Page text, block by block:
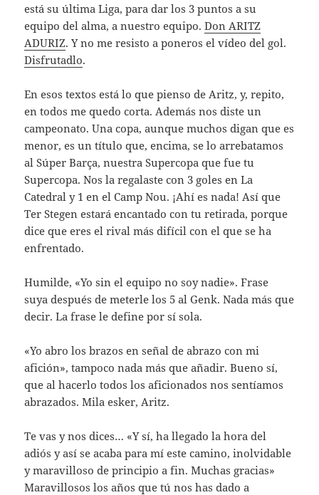
está su última Liga, para dar los 3 puntos a su
equipo del alma, a nuestro equipo.Don ARITZ
ADURIZ. Y no me resisto a poneros el vídeo del gol.
Disfrutadlo.
En esos textos está lo que pienso de Aritz, y, repito,
en todos me quedo corta. Además nos diste un
campeonato. Una copa, aunque muchos digan que es
menor, es un título que, encima, se lo arrebatamos
al Súper Barça, nuestra Supercopa que fue tu
Supercopa. Nos la regalaste con 3 goles en La
Catedral y 1 en el Camp Nou. ¡Ahí es nada! Así que
Ter Stegen estará encantado con tu retirada, porque
dice que eres el rival más difícil con el que se ha
enfrentado.
Humilde, «Yo sin el equipo no soy nadie». Frase
suya después de meterle los 5 al Genk. Nada más que
decir. La frase le define por sí sola.
«Yo abro los brazos en señal de abrazo con mi
afición», tampoco nada más que añadir. Bueno sí,
que al hacerlo todos los aficionados nos sentíamos
abrazados. Mila esker, Aritz.
Te vas y nos dices… «Y sí, ha llegado la hora del
adiós y así se acaba para mí este camino, inolvidable
y maravilloso de principio a fin. Muchas gracias»
Maravillosos los años que tú nos has dado a